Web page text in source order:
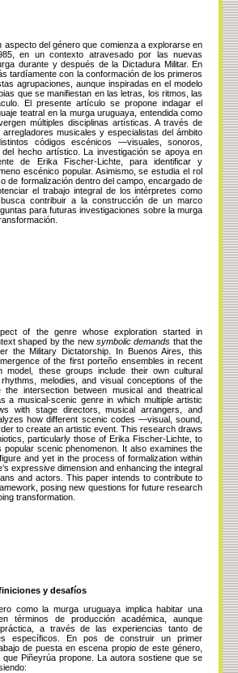
del género que comienza a explorarse en
en un contexto atravesado por las nuevas
durante y después de la Dictadura Militar. En
tardíamente con la conformación de los primeros
agrupaciones, aunque inspiradas en el modelo
que se manifiestan en las letras, los ritmos, las
El presente artículo se propone indagar el
teatral en la murga uruguaya, entendida como
múltiples disciplinas artísticas. A través de
musicales y especialistas del ámbito
códigos escénicos —visuales, sonoros,
hecho artístico. La investigación se apoya en
de Erika Fischer-Lichte, para identificar y
escénico popular. Asimismo, se estudia el rol
de formalización dentro del campo, encargado de
el trabajo integral de los intérpretes como
contribuir a la construcción de un marco
para futuras investigaciones sobre la murga
of the genre whose exploration started in
shaped by the newsymbolic demands that the
the Military Dictatorship. In Buenos Aires, this
of the first porteño ensembles in recent
model, these groups include their own cultural
melodies, and visual conceptions of the
intersection between musical and theatrical
a musical-scenic genre in which multiple artistic
with stage directors, musical arrangers, and
how different scenic codes —visual, sound,
to create an artistic event. This research draws
particularly those of Erika Fischer-Lichte, to
scenic phenomenon. It also examines the
and yet in the process of formalization within
expressive dimension and enhancing the integral
and actors. This paper intends to contribute to
posing new questions for future research
transformation.
y desafíos
como la murga uruguaya implica habitar una
términos de producción académica, aunque
a través de las experiencias tanto de
específicos. En pos de construir un primer
de puesta en escena propio de este género,
Piñeyrúa propone. La autora sostiene que se